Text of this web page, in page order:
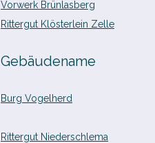
Vorwerk Brünlasberg
Rittergut Klösterlein Zelle
Gebäudename
Burg Vogelherd
Rittergut Niederschlema